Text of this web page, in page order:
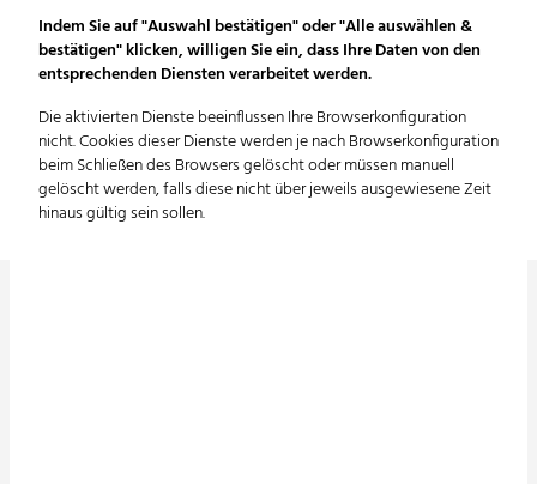
Indem Sie auf "Auswahl bestätigen" oder "Alle auswählen &
bestätigen" klicken, willigen Sie ein, dass Ihre Daten von den
entsprechenden Diensten verarbeitet werden.
Die aktivierten Dienste beeinflussen Ihre Browserkonfiguration
nicht. Cookies dieser Dienste werden je nach Browserkonfiguration
beim Schließen des Browsers gelöscht oder müssen manuell
gelöscht werden, falls diese nicht über jeweils ausgewiesene Zeit
hinaus gültig sein sollen.
Verwaltungszentrum Stadt
Ulm